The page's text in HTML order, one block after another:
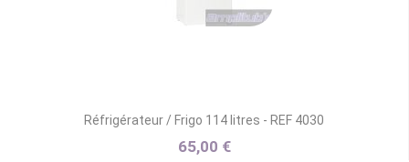
Réfrigérateur / Frigo 114 litres - REF 4030
65,00 €